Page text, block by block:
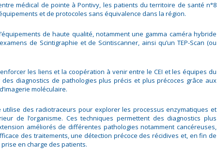
médical de pointe à Pontivy, les patients du territoire de santé n°8
et de protocoles sans équivalence dans la région.
de haute qualité, notamment une gamma caméra hybride
de Scintigraphie et de Scintiscanner, ainsi qu’un TEP-Scan (ou
les liens et la coopération à venir entre le CEI et les équipes du
des diagnostics de pathologies plus précis et plus précoces grâce aux
moléculaire.
utilise des radiotraceurs pour explorer les processus enzymatiques et
de l’organisme. Ces techniques permettent des diagnostics plus
améliorés de différentes pathologies notamment cancéreuses,
des traitements, une détection précoce des récidives et, en fin de
en charge des patients.